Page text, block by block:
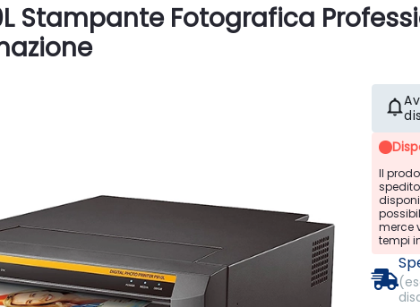
Stampante Fotografica
Il
merce
tempi